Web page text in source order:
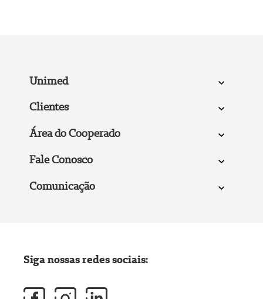
Unimed
Clientes
Área do Cooperado
Fale Conosco
Comunicação
Siga nossas redes sociais: